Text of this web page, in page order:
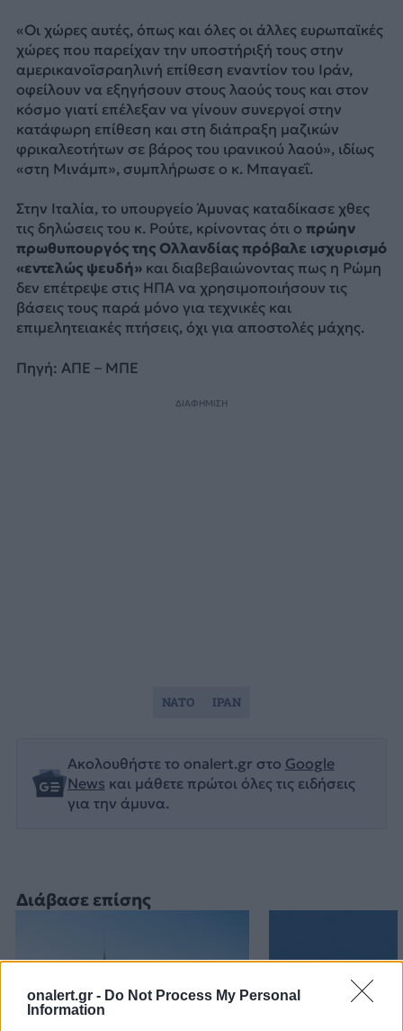
onalert.gr - Do Not Process My Personal
Information
Διάβασε επίσης
«Οι χώρες αυτές, όπως και όλες οι άλλες ευρωπαϊκές
χώρες που παρείχαν την υποστήριξή τους στην
αμερικανοϊσραηλινή επίθεση εναντίον του Ιράν,
οφείλουν να εξηγήσουν στους λαούς τους και στον
κόσμο γιατί επέλεξαν να γίνουν συνεργοί στην
κατάφωρη επίθεση και στη διάπραξη μαζικών
φρικαλεοτήτων σε βάρος του ιρανικού λαού», ιδίως
«στη Μινάμπ», συμπλήρωσε ο κ. Μπαγαεΐ.
Στην Ιταλία, το υπουργείο Άμυνας καταδίκασε χθες
τις δηλώσεις του κ. Ρούτε, κρίνοντας ότι ο πρώην
πρωθυπουργός της Ολλανδίας πρόβαλε ισχυρισμό
«εντελώς ψευδή»και διαβεβαιώνοντας πως η Ρώμη
δεν επέτρεψε στις ΗΠΑ να χρησιμοποιήσουν τις
βάσεις τους παρά μόνο για τεχνικές και
επιμελητειακές πτήσεις, όχι για αποστολές μάχης.
Πηγή: ΑΠΕ – ΜΠΕ
ΔΙΑΦΗΜΙΣΗ
Ακολουθήστε το onalert.gr στο Google
News και μάθετε πρώτοι όλες τις ειδήσεις
για την άμυνα.
NATO ΙΡΑΝ